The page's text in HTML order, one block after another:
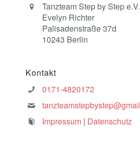
Tanzteam Step by Step e.V.
Evelyn Richter
Palisadenstraße 37d
10243 Berlin
Kontakt
0171-4820172
Impressum | Datenschutz